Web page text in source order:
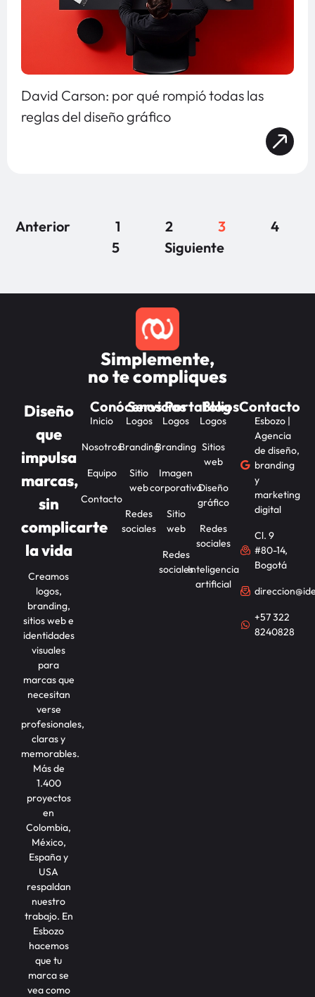
David Carson: por qué rompió todas las
reglas del diseño gráfico
Anterior 1 2 3
4
5
Siguiente
Simplemente,
no te compliques
Diseño
que
impulsa
marcas,
sin
complicarte
la vida
Creamos
logos,
branding,
sitios web e
identidades
visuales
para
marcas que
necesitan
verse
profesionales,
claras y
memorables.
Más de
1.400
proyectos
en
Colombia,
México,
España y
USA
respaldan
nuestro
trabajo. En
Esbozo
hacemos
que tu
marca se
vea como
Conócenos
Inicio
Nosotros
Equipo
Contacto
Servicios
Logos
Branding
Sitio
web
Redes
sociales
Portafolios
Logos
Branding
Imagen
corporativa
Sitio
web
Redes
sociales
Blog
Logos
Sitios
web
Diseño
gráfico
Redes
sociales
Inteligencia
artificial
Contacto
Esbozo |
Agencia
de diseño,
branding
y
marketing
digital
Cl. 9
#80-14,
Bogotá
+57 322
8240828